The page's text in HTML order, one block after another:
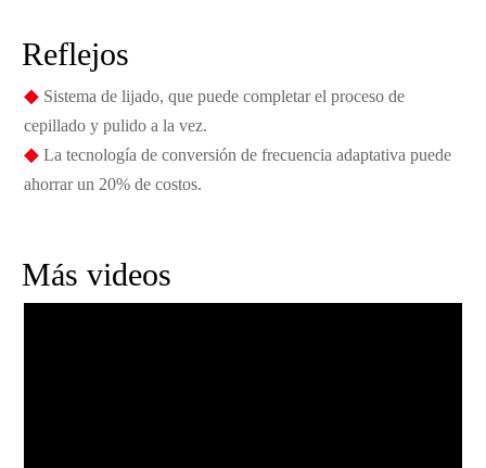
Reflejos
◆Sistema de lijado, que puede completar el proceso de
cepillado y pulido a la vez.
◆La tecnología de conversión de frecuencia adaptativa puede
ahorrar un 20% de costos.
Más videos